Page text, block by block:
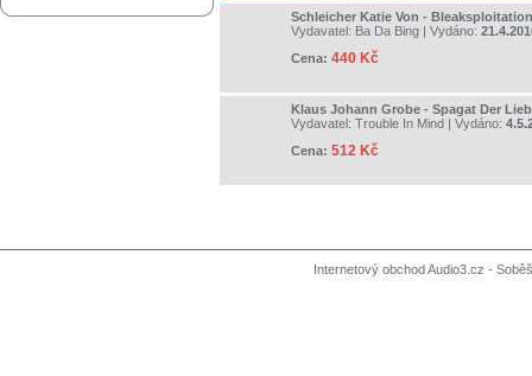
Schleicher Katie Von - Bleaksploitation
Vydavatel: Ba Da Bing | Vydáno:
Cena: 440 Kč
Klaus Johann Grobe - Spagat Der
Vydavatel: Trouble In Mind | Vydáno:
Cena: 512 Kč
Internetový obchod Audio3.cz -